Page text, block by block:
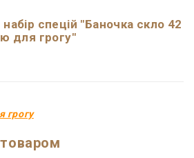
спецій "Баночка скло 42
для грогу"
грогу